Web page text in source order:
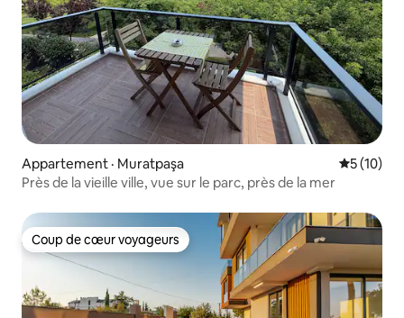
Appartement · Muratpaşa Note
5 (10)
Près de la vieille ville, vue sur le parc, près de la mer
Coup de cœur voyageurs
Coup de cœur voyageurs